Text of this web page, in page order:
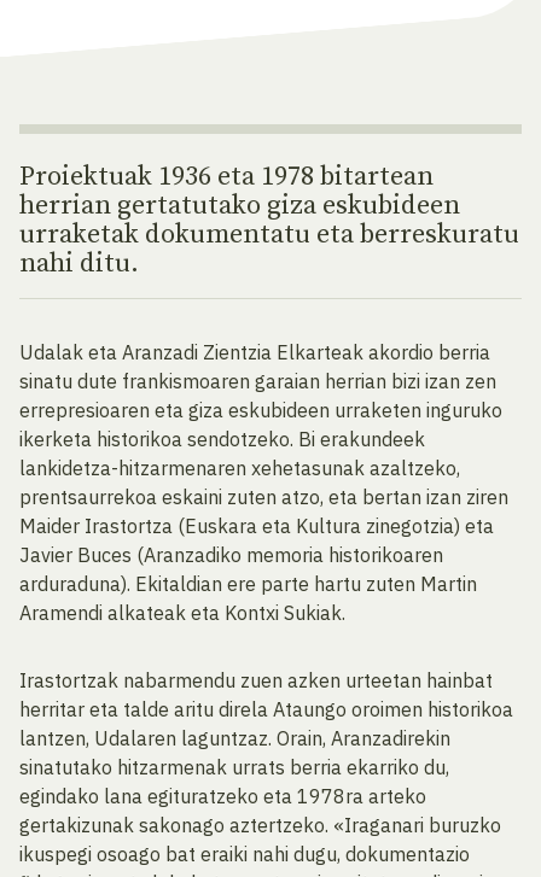
Proiektuak 1936 eta 1978 bitartean
herrian gertatutako giza eskubideen
urraketak dokumentatu eta berreskuratu
nahi ditu.
Udalak eta Aranzadi Zientzia Elkarteak akordio berria
sinatu dute frankismoaren garaian herrian bizi izan zen
errepresioaren eta giza eskubideen urraketen inguruko
ikerketa historikoa sendotzeko. Bi erakundeek
lankidetza-hitzarmenaren xehetasunak azaltzeko,
prentsaurrekoa eskaini zuten atzo, eta bertan izan ziren
Maider Irastortza (Euskara eta Kultura zinegotzia) eta
Javier Buces (Aranzadiko memoria historikoaren
arduraduna). Ekitaldian ere parte hartu zuten Martin
Aramendi alkateak eta Kontxi Sukiak.
Irastortzak nabarmendu zuen azken urteetan hainbat
herritar eta talde aritu direla Ataungo oroimen historikoa
lantzen, Udalaren laguntzaz. Orain, Aranzadirekin
sinatutako hitzarmenak urrats berria ekarriko du,
egindako lana egituratzeko eta 1978ra arteko
gertakizunak sakonago aztertzeko. «Iraganari buruzko
ikuspegi osoago bat eraiki nahi dugu, dokumentazio